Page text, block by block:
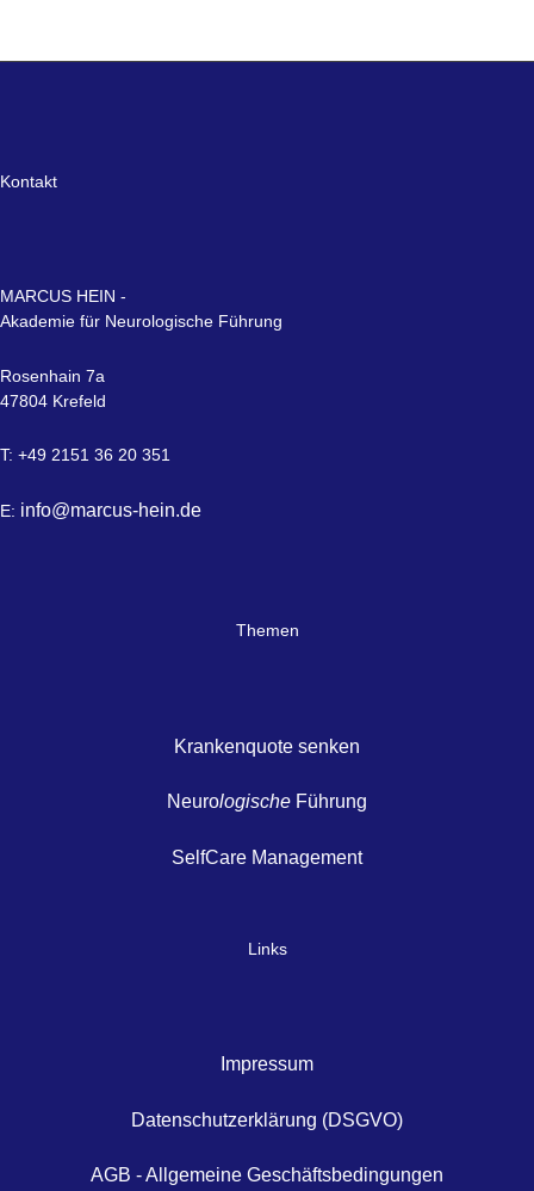
Kontakt
MARCUS HEIN -
Akademie für Neurologische Führung
Rosenhain 7a
47804 Krefeld
T: +49 2151 36 20 351
E: info@marcus-hein.de
Themen
Krankenquote senken
Neurologische Führung
SelfCare Management
Links
Impressum
Datenschutzerklärung (DSGVO)
AGB - Allgemeine Geschäftsbedingungen